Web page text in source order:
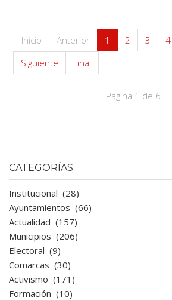
Inicio Anterior 1 2 3 4
Siguiente
Final
Página 1 de 6
CATEGORÍAS
Institucional (28)
Ayuntamientos (66)
Actualidad (157)
Municipios (206)
Electoral (9)
Comarcas (30)
Activismo (171)
Formación (10)